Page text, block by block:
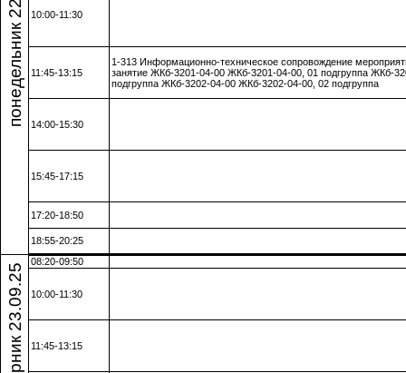
10:00-11:30
11:45-13:15
1-313 Информационно-техническое сопровождение
занятие ЖКб-3201-04-00 ЖКб-3201-04-00, 01 подгруппа ЖКб-
подгруппа ЖКб-3202-04-00 ЖКб-3202-04-00, 02 подгруппа
14:00-15:30
15:45-17:15
17:20-18:50
18:55-20:25
вторник 23.09.25 08:20-09:50
10:00-11:30
11:45-13:15